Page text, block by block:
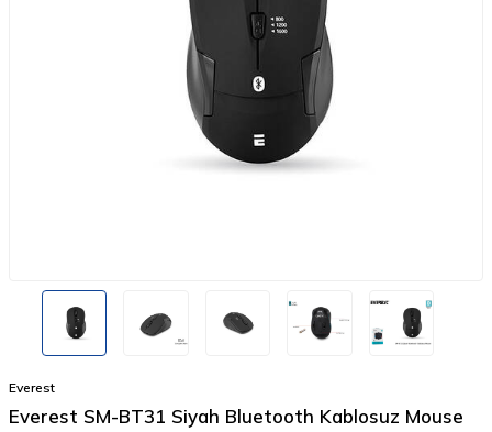
Everest
Everest SM-BT31 Siyah Bluetooth Kablosuz Mouse